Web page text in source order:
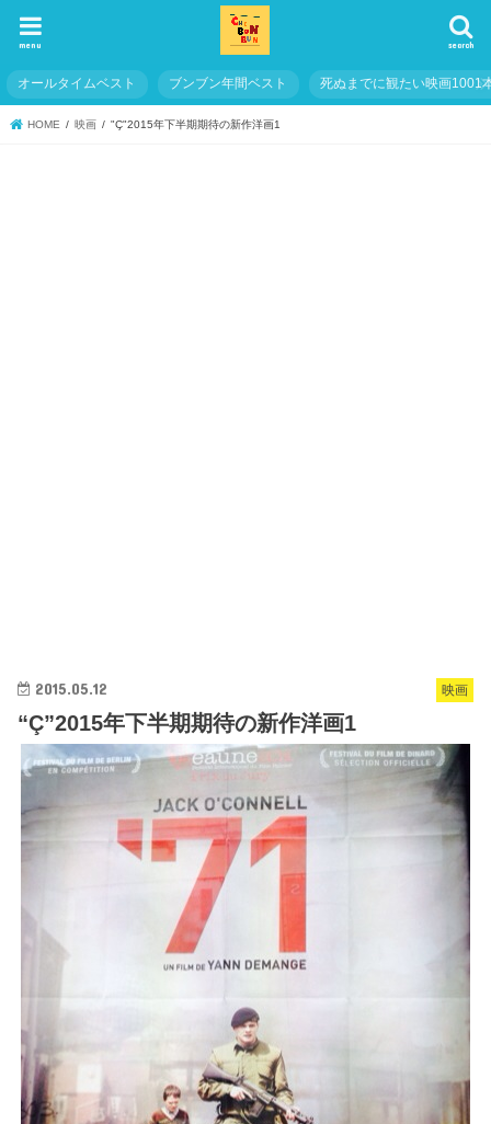
search
menu
オールタイムベスト ブンブン年間ベスト 死ぬまでに観たい映画1001
HOME 映画 "Ç"2015年下半期期待の新作洋画1
映画
2015.05.12
“Ç”2015年下半期期待の新作洋画1